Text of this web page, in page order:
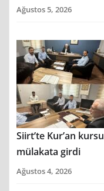
Ağustos 5, 2026
Siirt’te Kur’an
mülakata girdi
Ağustos 4, 2026